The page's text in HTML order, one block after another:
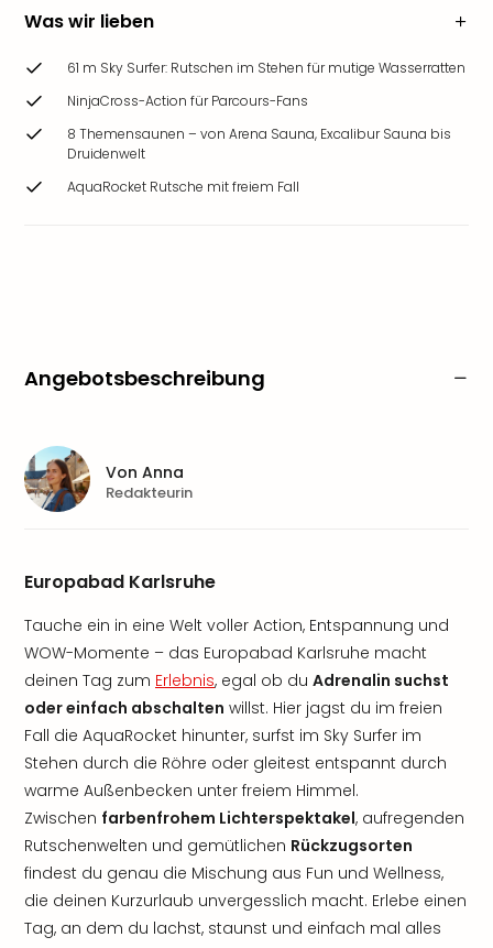
Was wir lieben
61 m Sky Surfer: Rutschen im Stehen für mutige Wasserratten
NinjaCross-Action für Parcours-Fans
8 Themensaunen – von Arena Sauna, Excalibur Sauna bis
Druidenwelt
AquaRocket Rutsche mit freiem Fall
Angebotsbeschreibung
Europabad Karlsruhe
Tauche ein in eine Welt voller Action, Entspannung und
WOW-Momente – das Europabad Karlsruhe macht
deinen Tag zum Erlebnis, egal ob du Adrenalin suchst
oder einfach abschalten willst. Hier jagst du im freien
Fall die AquaRocket hinunter, surfst im Sky Surfer im
Stehen durch die Röhre oder gleitest entspannt durch
warme Außenbecken unter freiem Himmel.
Zwischen farbenfrohem Lichterspektakel, aufregenden
Rutschenwelten und gemütlichen Rückzugsorten
findest du genau die Mischung aus Fun und Wellness,
die deinen Kurzurlaub unvergesslich macht. Erlebe einen
Tag, an dem du lachst, staunst und einfach mal alles
Von Anna
Redakteurin